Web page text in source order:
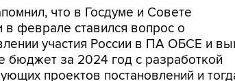
что в Госдуме и Совете
феврале ставился вопрос о
участия России в ПА ОБСЕ и
бюджет за 2024 год с разработкой
проектов постановлений и